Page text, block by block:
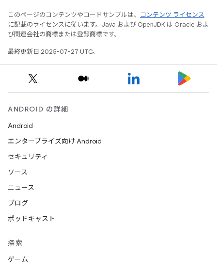
このページのコンテンツやコードサンプルは、
コンテンツ ライセンス
に記載のライセンスに従います。Java および OpenJDK は Oracle およ
び関連会社の商標または登録商標です。
最終更新日 2025-07-27 UTC。
ANDROID の詳細
Android
エンタープライズ向け Android
セキュリティ
ソース
ニュース
ブログ
ポッドキャスト
探索
ゲーム